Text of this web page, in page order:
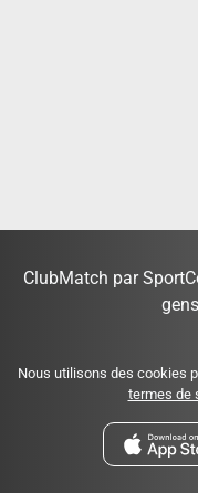
ClubMatch par
Nous utilisons des cookies
termes de